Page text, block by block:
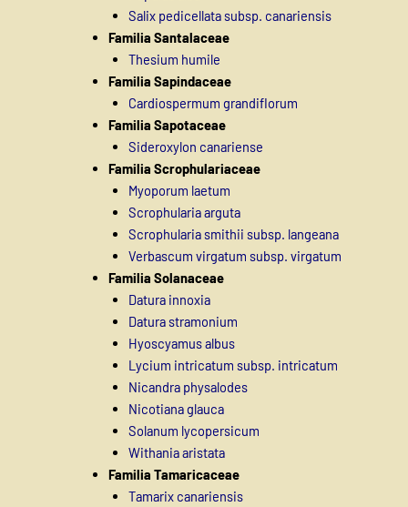
Salix pedicellata subsp. canariensis
Familia Santalaceae
Thesium humile
Familia Sapindaceae
Cardiospermum grandiflorum
Familia Sapotaceae
Sideroxylon canariense
Familia Scrophulariaceae
Myoporum laetum
Scrophularia arguta
Scrophularia smithii subsp. langeana
Verbascum virgatum subsp. virgatum
Familia Solanaceae
Datura innoxia
Datura stramonium
Hyoscyamus albus
Lycium intricatum subsp. intricatum
Nicandra physalodes
Nicotiana glauca
Solanum lycopersicum
Withania aristata
Familia Tamaricaceae
Tamarix canariensis